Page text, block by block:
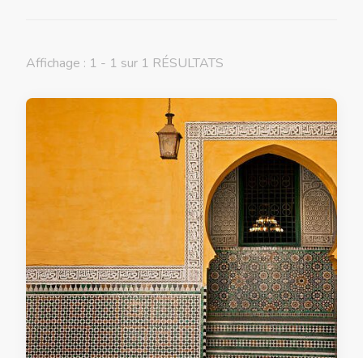
Affichage : 1 - 1 sur 1 RÉSULTATS